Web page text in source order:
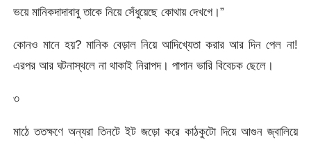
ভয়ে মানিকদাদাবাবু তাকে নিয়ে সেঁধুয়েছে কোথায় দেখগে।”
কোনও মানে হয়? মানিক বেড়াল নিয়ে আদিখ্যেতা করার আর দিন পেল না!
এরপর আর ঘটনাস্থলে না থাকাই নিরাপদ। পাপান ভারি বিবেচক ছেলে।
৩
মাঠে ততক্ষণে অন্যরা তিনটে ইট জড়ো করে কাঠকুটো দিয়ে আগুন জ্বালিয়ে